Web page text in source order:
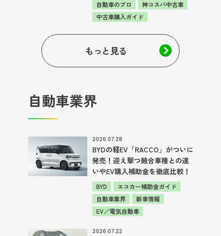
自動車のプロ
神コスパ中古車
中古車購入ガイド
もっと見る
自動車業界
2026.07.28
BYDの軽EV「RACCO」がついに
発売！迎え撃つ競合車種との違
いやEV購入補助金を徹底比較！
BYD
エコカー補助金ガイド
自動車業界
新車情報
EV／電気自動車
2026.07.22